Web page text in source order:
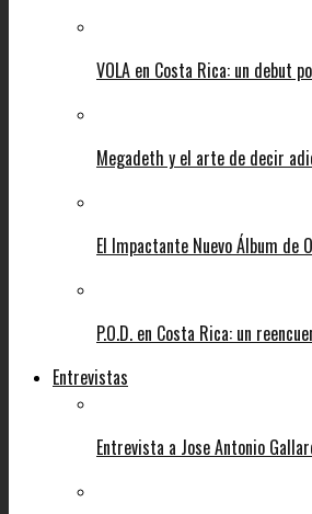
VOLA en Costa Rica: un debut
Megadeth y el arte de decir
El Impactante Nuevo Álbum de
P.O.D. en Costa Rica: un
Entrevistas
Entrevista a Jose Antonio